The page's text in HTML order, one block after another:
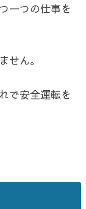
一つの仕事を
せん。
で安全運転を